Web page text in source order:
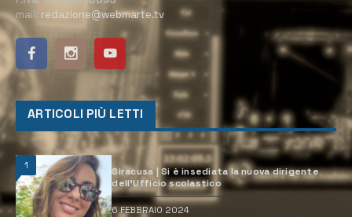
mail: redazione@webmarte.tv
ARTICOLI PIÙ LETTI
1
Siracusa | Si è insediata la nuova dirigente
dell’Ufficio scolastico
6 FEBBRAIO 2024